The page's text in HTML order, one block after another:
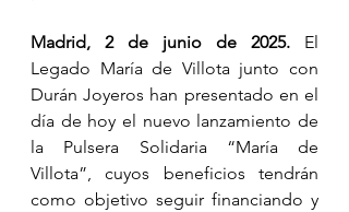
Madrid, 2 de junio de 2025. El
Legado María de Villota junto con
Durán Joyeros han presentado en el
día de hoy el nuevo lanzamiento de
la Pulsera Solidaria “María de
Villota”, cuyos beneficios tendrán
como objetivo seguir financiando y